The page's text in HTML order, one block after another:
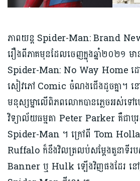
ភាពយន្ត Spider-Man: Brand
រឿងពីភាគមុនដែលចេញក្នុងឆ្នាំ២០២១ ម
Spider-Man: No Way Home ដ
សៀវភៅ Comic ចំណងជើងដូចគ្នា។ នៅ
មនុស្សម្នាលើពិភពលោកបានភ្លេចអស់ទ
វិទ្យាល័យធម្មតា Peter Parker គឺជ
Spider-Man ។ ក្រៅពី Tom
Ruffalo ក៏នឹងវិលត្រលប់សម្តែងតួនាទីរ
Banner ឬ Hulk ឡើងវិញផងដែរ នៅក្